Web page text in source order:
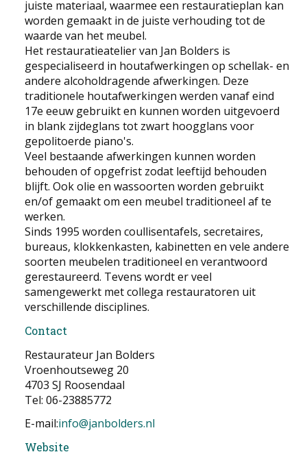
juiste materiaal, waarmee een restauratieplan kan
worden gemaakt in de juiste verhouding tot de
waarde van het meubel.
Het restauratieatelier van Jan Bolders is
gespecialiseerd in houtafwerkingen op schellak- en
andere alcoholdragende afwerkingen. Deze
traditionele houtafwerkingen werden vanaf eind
17e eeuw gebruikt en kunnen worden uitgevoerd
in blank zijdeglans tot zwart hoogglans voor
gepolitoerde piano's.
Veel bestaande afwerkingen kunnen worden
behouden of opgefrist zodat leeftijd behouden
blijft. Ook olie en wassoorten worden gebruikt
en/of gemaakt om een meubel traditioneel af te
werken.
Sinds 1995 worden coullisentafels, secretaires,
bureaus, klokkenkasten, kabinetten en vele andere
soorten meubelen traditioneel en verantwoord
gerestaureerd. Tevens wordt er veel
samengewerkt met collega restauratoren uit
verschillende disciplines.
Contact
Restaurateur Jan Bolders
Vroenhoutseweg 20
4703 SJ Roosendaal
Tel: 06-23885772
E-mail:info@janbolders.nl
Website